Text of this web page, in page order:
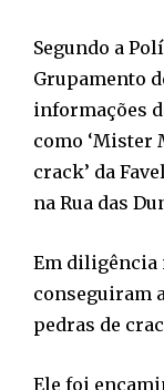
Segundo a
Grupamento
informações
como ‘Mister
crack’ da
na Rua das
Em diligência
conseguiram
pedras de
Ele foi